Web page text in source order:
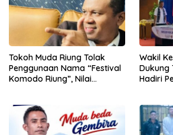
Tokoh Muda Riung Tolak
Penggunaan Nama “Festival
Komodo Riung”, Nilai
Wakil
Dukung
Hadiri